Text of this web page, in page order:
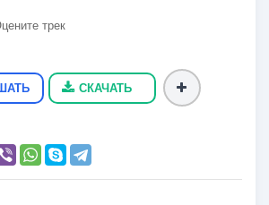
трек
СКАЧАТЬ